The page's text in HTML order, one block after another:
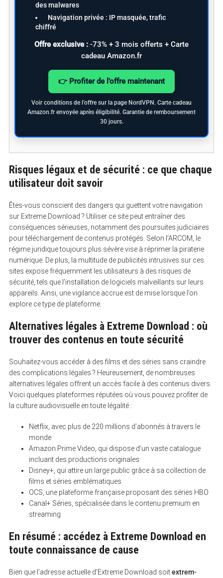
des malwares
Navigation privée : IP masquée, trafic
chiffré
Offre exclusive : -73% + 3 mois offerts + Carte
cadeau Amazon.fr
👉 Profiter de l’offre maintenant
Voir conditions de l’offre sur la page NordVPN. Carte cadeau
Amazon.fr envoyée après éligibilité. Garantie de remboursement
30 jours.
Risques légaux et de sécurité : ce que chaque
utilisateur doit savoir
Êtes-vous conscient des dangers qui guettent votre navigation
sur Extreme Download ? Utiliser ce site peut entraîner des
conséquences sérieuses, notamment des poursuites judiciaires
pour téléchargement de contenus protégés. Selon l’ARCOM, le
régime juridique toujours plus sévère vise à réprimer la piraterie
numérique. De plus, la multitude de publicités intrusives sur ces
sites expose fréquemment les utilisateurs à des risques de
sécurité, tels que l’installation de logiciels malveillants sur leurs
appareils. Ainsi, une vigilance accrue est de mise lorsque l’on
explore ce type de plateforme.
Alternatives légales à Extreme Download : où
trouver des contenus en toute sécurité
Souhaitez-vous accéder à des films et des séries sans craindre
des complications légales ? Heureusement, de nombreuses
alternatives légales offrent un accès facile à des contenus divers.
Voici quelques plateformes réputées où vous pouvez profiter de
la culture audiovisuelle en toute légalité :
Netflix, avec plus de 220 millions d’abonnés à travers le
monde
Amazon Prime Video, qui dispose d’un vaste catalogue
incluant des productions originales
Disney+, qui attire un large public grâce à sa collection de
films et séries emblématiques
OCS, une plateforme française proposant des séries HBO
Canal+ Séries, spécialisée dans le contenu premium en
streaming
En résumé : accédez à Extreme Download en
toute connaissance de cause
Bien que l’adresse actuelle d’Extreme Download soitextrem-